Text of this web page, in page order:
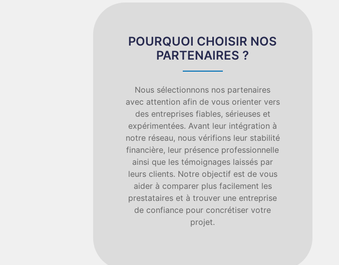
POURQUOI CHOISIR NOS
PARTENAIRES ?
Nous sélectionnons nos partenaires
avec attention afin de vous orienter vers
des entreprises fiables, sérieuses et
expérimentées. Avant leur intégration à
notre réseau, nous vérifions leur stabilité
financière, leur présence professionnelle
ainsi que les témoignages laissés par
leurs clients. Notre objectif est de vous
aider à comparer plus facilement les
prestataires et à trouver une entreprise
de confiance pour concrétiser votre
projet.